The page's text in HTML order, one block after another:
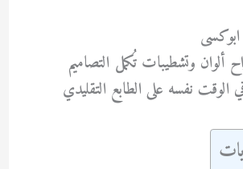
ألوان وتشطيبات تُكمل التصاميم
الوقت نفسه على الطابع التقليدي